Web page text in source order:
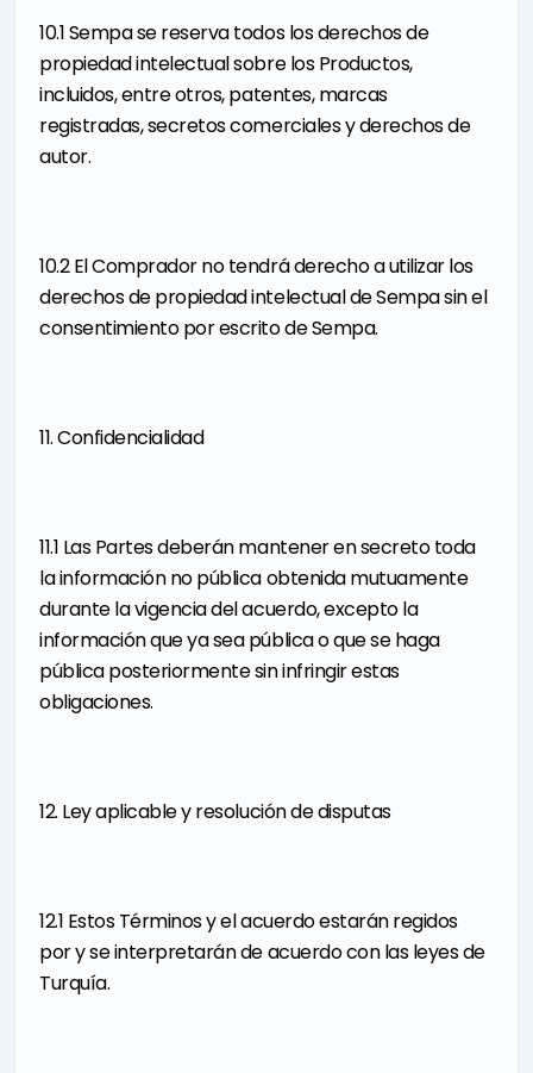
10.1 Sempa se reserva todos los derechos de
propiedad intelectual sobre los Productos,
incluidos, entre otros, patentes, marcas
registradas, secretos comerciales y derechos de
autor.
10.2 El Comprador no tendrá derecho a utilizar los
derechos de propiedad intelectual de Sempa sin el
consentimiento por escrito de Sempa.
11. Confidencialidad
11.1 Las Partes deberán mantener en secreto toda
la información no pública obtenida mutuamente
durante la vigencia del acuerdo, excepto la
información que ya sea pública o que se haga
pública posteriormente sin infringir estas
obligaciones.
12. Ley aplicable y resolución de disputas
12.1 Estos Términos y el acuerdo estarán regidos
por y se interpretarán de acuerdo con las leyes de
Turquía.